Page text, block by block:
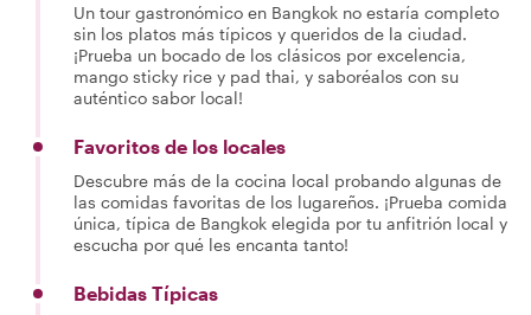
Un tour gastronómico en Bangkok no estaría completo
sin los platos más típicos y queridos de la ciudad.
¡Prueba un bocado de los clásicos por excelencia,
mango sticky rice y pad thai, y saboréalos con su
auténtico sabor local!
Favoritos de los locales
Descubre más de la cocina local probando algunas de
las comidas favoritas de los lugareños. ¡Prueba comida
única, típica de Bangkok elegida por tu anfitrión local y
escucha por qué les encanta tanto!
Bebidas Típicas